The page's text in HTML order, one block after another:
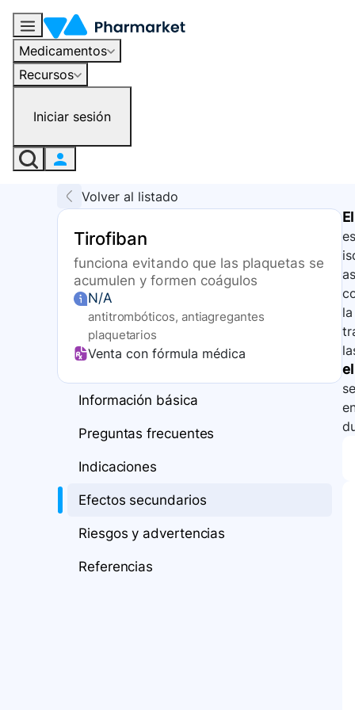
Medicamentos
Recursos
Iniciar sesión
Volver al listado
Tirofiban
funciona evitando que las plaquetas se
acumulen y formen coágulos
N/A
antitrombóticos, antiagregantes
plaquetarios
Venta con fórmula médica
Información básica
Preguntas frecuentes
Indicaciones
Efectos secundarios
Riesgos y advertencias
Referencias